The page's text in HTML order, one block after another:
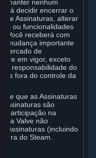
manter nenhum
decidir encerrar o
de Assinaturas, alterar
ou funcionalidades
Você receberá com
mudança importante
Mercado de
em vigor, exceto
responsabilidade do
fora do controle da
que as Assinaturas
Assinaturas são
participação na
a Valve não
Assinaturas (incluindo
fora do Steam.